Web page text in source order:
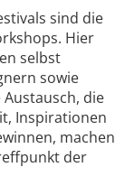
sind die
Hier
selbst
sowie
die
Inspirationen
machen
der